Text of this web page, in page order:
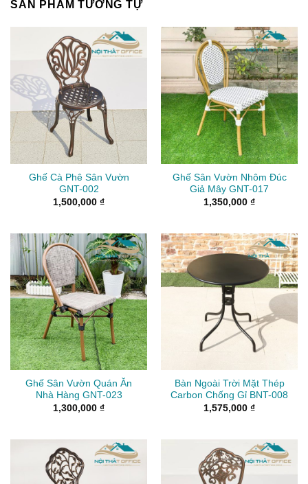
SẢN PHẨM TƯƠNG TỰ
Ghế Cà Phê Sân Vườn
GNT-002
1,500,000 ₫
Ghế Sân Vườn Nhôm Đúc
Giả Mây GNT-017
1,350,000 ₫
Ghế Sân Vườn Quán Ăn
Nhà Hàng GNT-023
1,300,000 ₫
Bàn Ngoài Trời Mặt Thép
Carbon Chống Gỉ BNT-008
1,575,000 ₫